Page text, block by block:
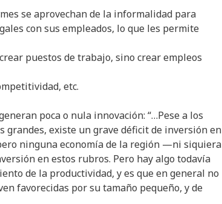
se aprovechan de la informalidad para
con sus empleados, lo que les permite
puestos de trabajo, sino crear empleos
etc.
poca o nula innovación: “…Pese a los
grandes, existe un grave déficit de inversión en
ninguna economía de la región —ni siquiera
en estos rubros. Pero hay algo todavía
de la productividad, y es que en general no
favorecidas por su tamaño pequeño, y de